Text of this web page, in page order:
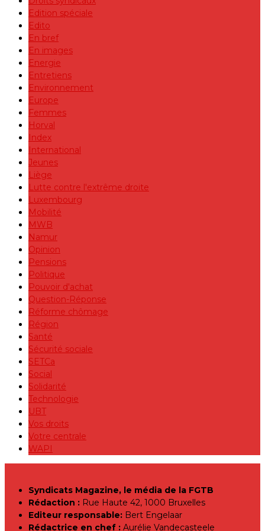
Edition spéciale
Edito
En bref
En images
Energie
Entretiens
Environnement
Europe
Femmes
Horval
Index
International
Jeunes
Liège
Lutte contre l'extrême droite
Luxembourg
Mobilité
MWB
Namur
Opinion
Pensions
Politique
Pouvoir d'achat
Question-Réponse
Réforme chômage
Région
Santé
Sécurité sociale
SETCa
Social
Solidarité
Technologie
UBT
Vos droits
Votre centrale
WAPI
Syndicats Magazine, le média de la FGTB
Rédaction : Rue Haute 42, 1000 Bruxelles
Editeur responsable: Bert Engelaar
Rédactrice en chef : Aurélie Vandecasteele